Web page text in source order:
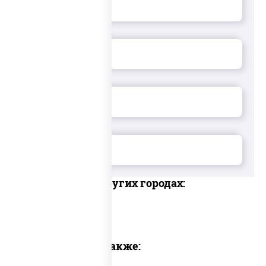
Доставка в других городах:
Предлагаем также: